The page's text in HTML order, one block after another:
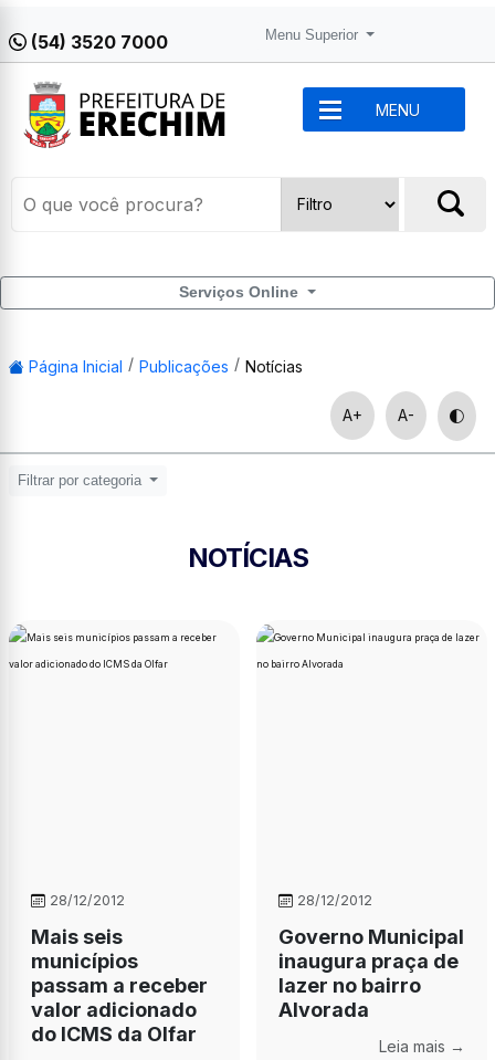
(54) 3520 7000 Menu Superior
MENU
Serviços Online
Página Inicial Publicações Notícias
A+ A-
Filtrar por categoria
NOTÍCIAS
28/12/2012
Mais seis
municípios
passam a receber
valor adicionado
do ICMS da Olfar
28/12/2012
Governo Municipal
inaugura praça de
lazer no bairro
Alvorada
Leia mais →